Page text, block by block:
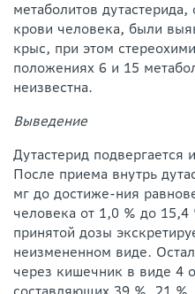
метаболитов
крови человека, были
крыс, при этом
положениях 6 и 15
неизвестна.
Выведение
Дутастерид подвергается
После приема внутрь
мг до достиже-ния
человека от 1,0 % до
принятой дозы
неизмененном виде.
через кишечник в виде 4